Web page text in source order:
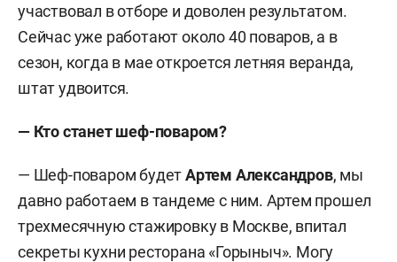
участвовал в отборе и доволен результатом.
Сейчас уже работают около 40 поваров, а в
сезон, когда в мае откроется летняя веранда,
штат удвоится.
— Кто станет шеф-поваром?
— Шеф-поваром будетАртем Александров, мы
давно работаем в тандеме с ним. Артем прошел
трехмесячную стажировку в Москве, впитал
секреты кухни ресторана «Горыныч». Могу